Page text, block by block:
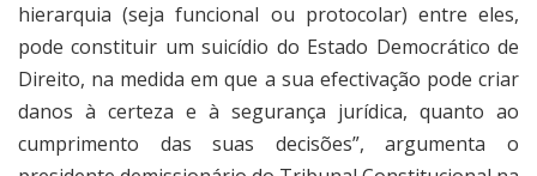
hierarquia (seja funcional ou protocolar) entre eles,
pode constituir um suicídio do Estado Democrático de
Direito, na medida em que a sua efectivação pode criar
danos à certeza e à segurança jurídica, quanto ao
cumprimento das suas decisões”, argumenta o